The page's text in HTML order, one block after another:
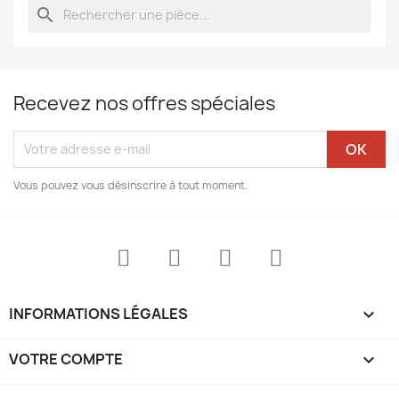
search
Recevez nos offres spéciales
Vous pouvez vous désinscrire à tout moment.
INFORMATIONS LÉGALES 
VOTRE COMPTE 